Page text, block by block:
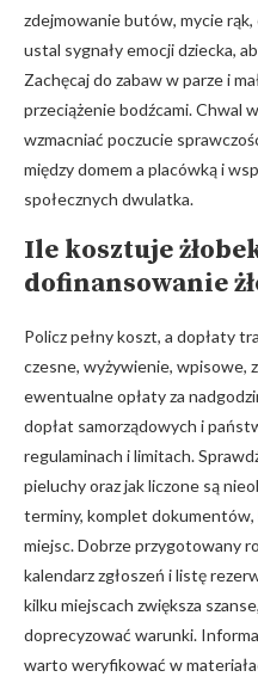
zdejmowanie butów, mycie
ustal sygnały emocji dziecka,
Zachęcaj do zabaw w parze i
przeciążenie bodźcami. Chwal
wzmacniać poczucie
między domem a placówką i
społecznych dwulatka.
Ile kosztuje
dofinansowanie
Policz pełny koszt, a dopłaty
czesne, wyżywienie, wpisowe,
ewentualne opłaty za
dopłat samorządowych i
regulaminach i limitach.
pieluchy oraz jak liczone są
terminy, komplet
miejsc. Dobrze przygotowany
kalendarz zgłoszeń i listę
kilku miejscach zwiększa
doprecyzować warunki.
warto weryfikować w